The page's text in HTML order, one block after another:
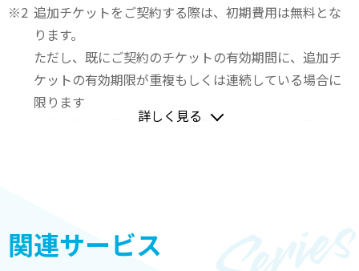
追加チケットをご契約する際は、初期費用は無料とな
ります。
ただし、既にご契約のチケットの有効期間に、追加チ
ケットの有効期限が重複もしくは連続している場合に
限ります
当社の研修会場すべてでご利用いただくことが可能で
きます。
受講チケットの有効期間は1年間です。
詳しく見る
関連サービス